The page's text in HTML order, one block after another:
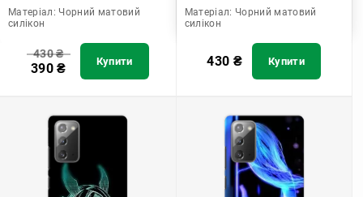
Матеріал: Чорний матовий
силікон
430₴
390₴ Купити
Матеріал: Чорний матовий
силікон
430 ₴ Купити